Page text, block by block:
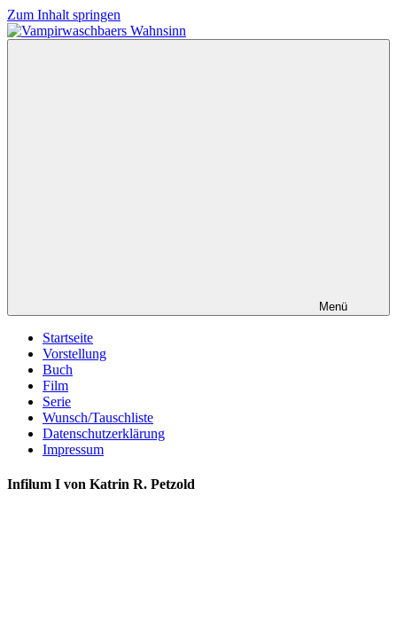
Zum Inhalt springen
Menü
Startseite
Vorstellung
Buch
Film
Serie
Wunsch/Tauschliste
Datenschutzerklärung
Impressum
Infilum I von Katrin R. Petzold